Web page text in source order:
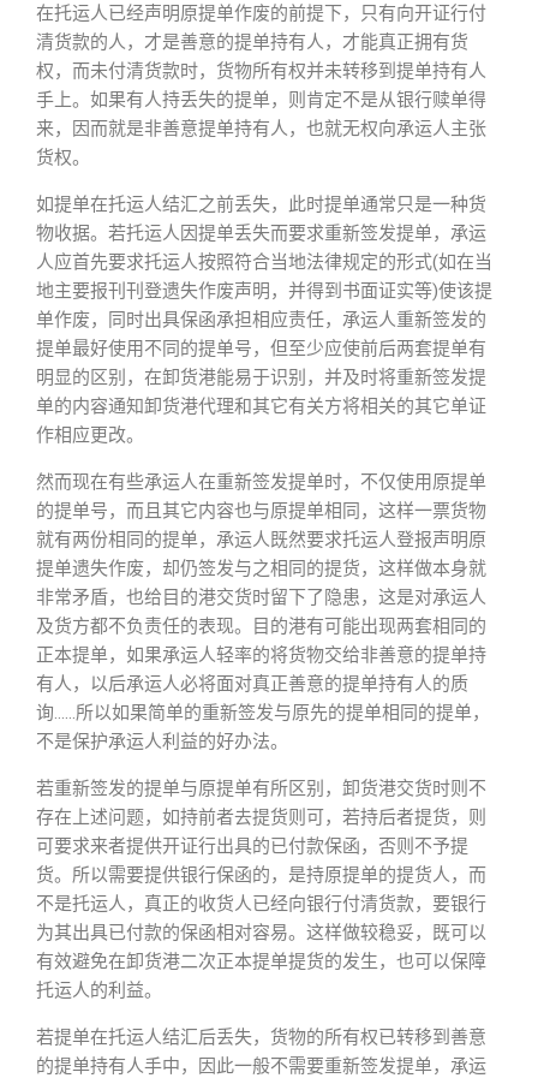
在托运人已经声明原提单作废的前提下，只有向开证行付
清货款的人，才是善意的提单持有人，才能真正拥有货
权，而未付清货款时，货物所有权并未转移到提单持有人
手上。如果有人持丢失的提单，则肯定不是从银行赎单得
来，因而就是非善意提单持有人，也就无权向承运人主张
货权。
如提单在托运人结汇之前丢失，此时提单通常只是一种货
物收据。若托运人因提单丢失而要求重新签发提单，承运
人应首先要求托运人按照符合当地法律规定的形式(如在当
地主要报刊刊登遗失作废声明，并得到书面证实等)使该提
单作废，同时出具保函承担相应责任，承运人重新签发的
提单最好使用不同的提单号，但至少应使前后两套提单有
明显的区别，在卸货港能易于识别，并及时将重新签发提
单的内容通知卸货港代理和其它有关方将相关的其它单证
作相应更改。
然而现在有些承运人在重新签发提单时，不仅使用原提单
的提单号，而且其它内容也与原提单相同，这样一票货物
就有两份相同的提单，承运人既然要求托运人登报声明原
提单遗失作废，却仍签发与之相同的提货，这样做本身就
非常矛盾，也给目的港交货时留下了隐患，这是对承运人
及货方都不负责任的表现。目的港有可能出现两套相同的
正本提单，如果承运人轻率的将货物交给非善意的提单持
有人，以后承运人必将面对真正善意的提单持有人的质
询……所以如果简单的重新签发与原先的提单相同的提单，
不是保护承运人利益的好办法。
若重新签发的提单与原提单有所区别，卸货港交货时则不
存在上述问题，如持前者去提货则可，若持后者提货，则
可要求来者提供开证行出具的已付款保函，否则不予提
货。所以需要提供银行保函的，是持原提单的提货人，而
不是托运人，真正的收货人已经向银行付清货款，要银行
为其出具已付款的保函相对容易。这样做较稳妥，既可以
有效避免在卸货港二次正本提单提货的发生，也可以保障
托运人的利益。
若提单在托运人结汇后丢失，货物的所有权已转移到善意
的提单持有人手中，因此一般不需要重新签发提单，承运